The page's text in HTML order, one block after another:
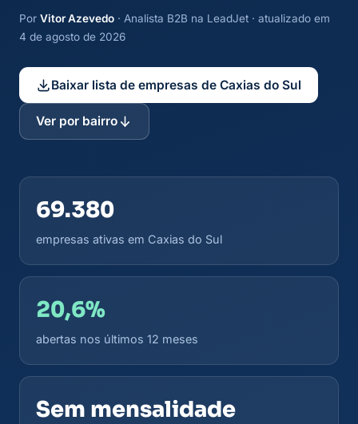
Por Vitor Azevedo · Analista B2B na LeadJet · atualizado em
4 de agosto de 2026
Baixar lista de empresas de Caxias do Sul
Ver por bairro
69.380
empresas ativas em Caxias do Sul
20,6%
abertas nos últimos 12 meses
Sem mensalidade